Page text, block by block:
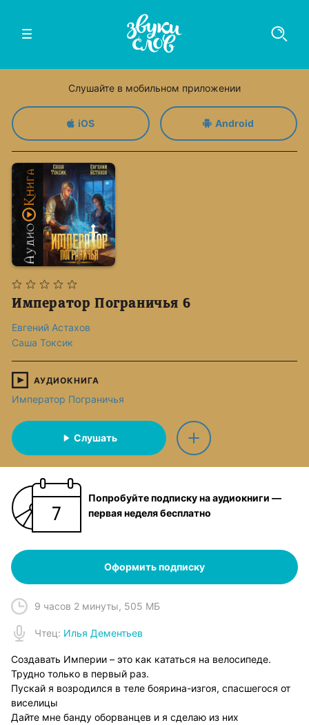
Слушайте в мобильном приложении
iOS Android
Император Пограничья 6
Евгений Астахов
Саша Токсик
АУДИОКНИГА
Император Пограничья
Слушать
Попробуйте подписку на аудиокниги —
первая неделя бесплатно
Оформить подписку
9 часов 2 минуты, 505 МБ
Чтец: Илья Дементьев
Создавать Империи – это как кататься на велосипеде.
Трудно только в первый раз.
Пускай я возродился в теле боярина-изгоя, спасшегося от
виселицы
Дайте мне банду оборванцев и я сделаю из них